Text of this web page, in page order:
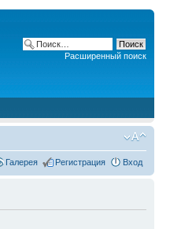
Расширенный поиск
Галерея Регистрация Вход